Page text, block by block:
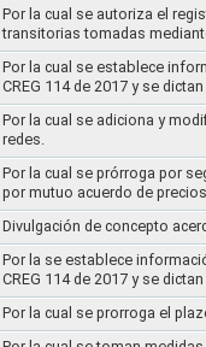
Por la cual se autoriza el
transitorias tomadas
Por la cual se establece
CREG 114 de 2017 y se
Por la cual se adiciona y
redes.
Por la cual se prórroga por
por mutuo acuerdo de
Divulgación de concepto
Por la se establece
CREG 114 de 2017 y se
Por la cual se prorroga el